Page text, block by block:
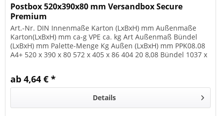
Postbox 520x390x80 mm Versandbox Secure
Premium
Art.-Nr. DIN Innenmaße Karton (LxBxH) mm Außenmaße
Karton(LxBxH) mm ca-g VPE ca. kg Art Außenmaß Bündel
(LxBxH) mm Palette-Menge Kg Außen (LxBxH) mm PPK08.08
A4+ 520 x 390 x 80 572 x 405 x 86 404 20 8,08 Bündel 1037 x
ab 4,64 € *
Details